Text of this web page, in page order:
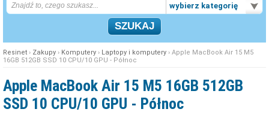
INWESTYCJE
IMPREZY
W KINACH
wybierz kategorię
Resinet › Zakupy › Komputery › Laptopy i komputery › Apple MacBook Air 15 M5
16GB 512GB SSD 10 CPU/10 GPU - Północ
Apple MacBook Air 15 M5 16GB 512GB
SSD 10 CPU/10 GPU - Północ